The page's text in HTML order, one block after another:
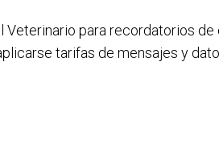
para recordatorios de
tarifas de mensajes y